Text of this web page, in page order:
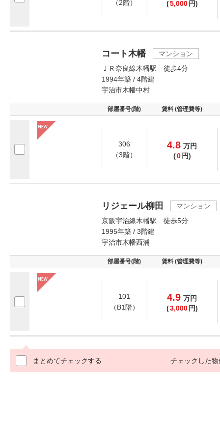
（2階） (5,000 円)
コート木幡
マンション
ＪＲ奈良線木幡駅 徒歩4分
1994年築 / 4階建
宇治市木幡中村
部屋番号(階) 賃料 (管理費等)
306
（3階）
4.8 万円
(0 円)
リジェール柳田
マンション
京阪宇治線木幡駅 徒歩5分
1995年築 / 3階建
宇治市木幡西浦
部屋番号(階) 賃料 (管理費等)
101
（B1階）
4.9 万円
(3,000 円)
まとめてチェックする チェックした物